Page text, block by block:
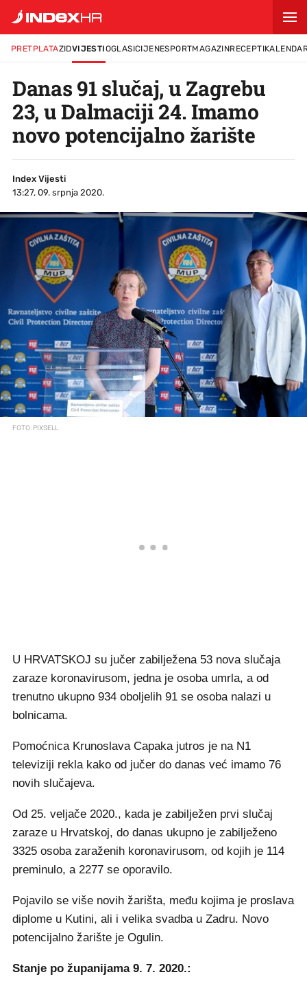
PRETPLATAZIDVIJESTIOGLASICIJENESPORTMAGAZINRECEPTI
Danas 91 slučaj, u Zagrebu
23, u Dalmaciji 24. Imamo
novo potencijalno žarište
Index Vijesti
13:27, 09. srpnja 2020.
FOTO: PIXSELL
U HRVATSKOJ su jučer zabilježena 53 nova slučaja
zaraze koronavirusom, jedna je osoba umrla, a od
trenutno ukupno 934 oboljelih 91 se osoba nalazi u
bolnicama.
Pomoćnica Krunoslava Capaka jutros je na N1
televiziji rekla kako od jučer do danas već imamo 76
novih slučajeva.
Od 25. veljače 2020., kada je zabilježen prvi slučaj
zaraze u Hrvatskoj, do danas ukupno je zabilježeno
3325 osoba zaraženih koronavirusom, od kojih je 114
preminulo, a 2277 se oporavilo.
Pojavilo se više novih žarišta, među kojima je proslava
diplome u Kutini, ali i velika svadba u Zadru. Novo
potencijalno žarište je Ogulin.
Stanje po županijama 9. 7. 2020.: